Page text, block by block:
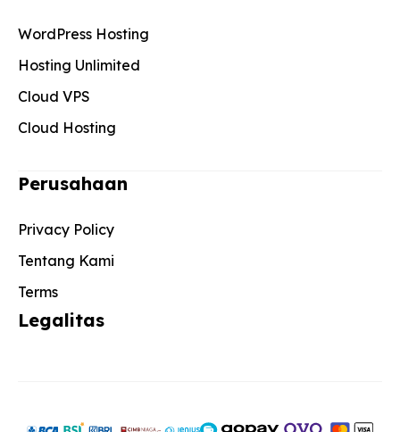
WordPress Hosting
Hosting Unlimited
Cloud VPS
Cloud Hosting
Perusahaan
Privacy Policy
Tentang Kami
Terms
Legalitas